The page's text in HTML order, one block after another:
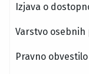
Izjava o
Varstvo osebnih
Pravno obvestilo